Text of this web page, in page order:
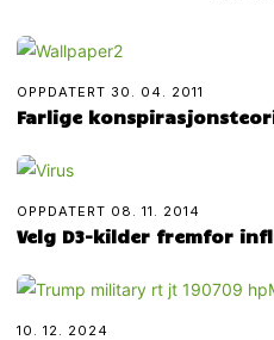
OPPDATERT 30. 04. 2011
Farlige
OPPDATERT 08. 11. 2014
Velg D3-kilder fremfor
10. 12. 2024